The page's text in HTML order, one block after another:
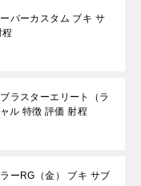
バーカスタム ブキ サ
ラスターエリート（ラ
ル 特徴 評価 射程
ーRG（金） ブキ サブ